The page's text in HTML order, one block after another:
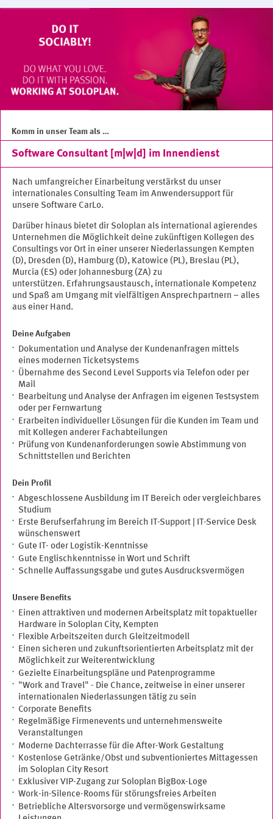
Komm in unser Team als …
Software Consultant [m|w|d] im Innendienst
Nach umfangreicher Einarbeitung verstärkst du unser
internationales Consulting Team im Anwendersupport für
unsere Software CarLo.
Darüber hinaus bietet dir Soloplan als international agierendes
Unternehmen die Möglichkeit deine zukünftigen Kollegen des
Consultings vor Ort in einer unserer Niederlassungen Kempten
(D), Dresden (D), Hamburg (D), Katowice (PL), Breslau (PL),
Murcia (ES) oder Johannesburg (ZA) zu
unterstützen. Erfahrungsaustausch, internationale Kompetenz
und Spaß am Umgang mit vielfältigen Ansprechpartnern – alles
aus einer Hand.
Deine Aufgaben
Dokumentation und Analyse der Kundenanfragen mittels
eines modernen Ticketsystems
Übernahme des Second Level Supports via Telefon oder per
Mail
Bearbeitung und Analyse der Anfragen im eigenen Testsystem
oder per Fernwartung
Erarbeiten individueller Lösungen für die Kunden im Team und
mit Kollegen anderer Fachabteilungen
Prüfung von Kundenanforderungen sowie Abstimmung von
Schnittstellen und Berichten
Dein Profil
Abgeschlossene Ausbildung im IT Bereich oder vergleichbares
Studium
Erste Berufserfahrung im Bereich IT-Support | IT-Service Desk
wünschenswert
Gute IT- oder Logistik-Kenntnisse
Gute Englischkenntnisse in Wort und Schrift
Schnelle Auffassungsgabe und gutes Ausdrucksvermögen
Unsere Benefits
Einen attraktiven und modernen Arbeitsplatz mit topaktueller
Hardware in Soloplan City, Kempten
Flexible Arbeitszeiten durch Gleitzeitmodell
Einen sicheren und zukunftsorientierten Arbeitsplatz mit der
Möglichkeit zur Weiterentwicklung
Gezielte Einarbeitungspläne und Patenprogramme
"Work and Travel" - Die Chance, zeitweise in einer unserer
internationalen Niederlassungen tätig zu sein
Corporate Benefits
Regelmäßige Firmenevents und unternehmensweite
Veranstaltungen
Moderne Dachterrasse für die After-Work Gestaltung
Kostenlose Getränke/Obst und subventioniertes Mittagessen
im Soloplan City Resort
Exklusiver VIP-Zugang zur Soloplan BigBox-Loge
Work-in-Silence-Rooms für störungsfreies Arbeiten
Betriebliche Altersvorsorge und vermögenswirksame